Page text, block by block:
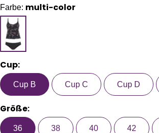
Farbe: multi-color
Cup:
Cup B Cup C Cup D
Größe:
36 38 40 42